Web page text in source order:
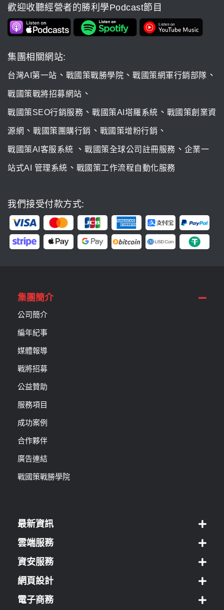
歡迎收聽經營者的勝利學Podcast節目
集團相關網站:
台灣AI第一站 、 戰國策戰勝學院 、 戰國策網軍行銷部隊 、
戰國策戰將招募網站 、
戰國策SEO行銷服務 、 戰國策AI塔羅系統 、 戰國策創業資
源網 、 戰國策團購行銷 、 戰國策增粉行銷 、
戰國策AI客服系統 、 戰國策全球公司註冊服務 、 企業一
站式AI 管理系統 、 戰國策工作流程自動化服務
我們接受付款方式:
集團簡介
公司簡介
編年紀事
媒體報導
戰將招募
公益贊助
服務項目
成功案例
合作夥伴
廣告連結
戰國策戰勝學院
最新資訊
雲端服務
資安服務
網頁設計
電子商務